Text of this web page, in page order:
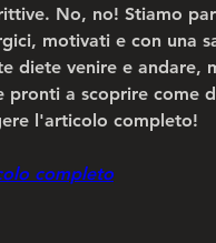
No, no! Stiamo
motivati e con una
diete venire e andare,
pronti a scoprire come
l'articolo completo!
completo